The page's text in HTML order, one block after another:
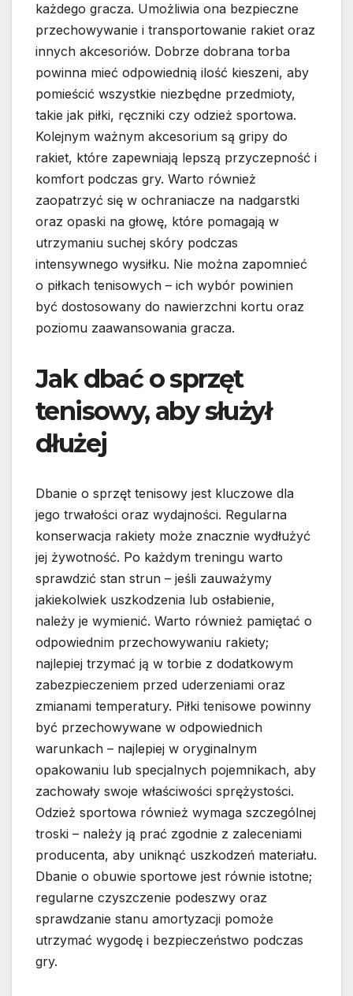
każdego gracza. Umożliwia ona bezpieczne
przechowywanie i transportowanie rakiet oraz
innych akcesoriów. Dobrze dobrana torba
powinna mieć odpowiednią ilość kieszeni, aby
pomieścić wszystkie niezbędne przedmioty,
takie jak piłki, ręczniki czy odzież sportowa.
Kolejnym ważnym akcesorium są gripy do
rakiet, które zapewniają lepszą przyczepność i
komfort podczas gry. Warto również
zaopatrzyć się w ochraniacze na nadgarstki
oraz opaski na głowę, które pomagają w
utrzymaniu suchej skóry podczas
intensywnego wysiłku. Nie można zapomnieć
o piłkach tenisowych – ich wybór powinien
być dostosowany do nawierzchni kortu oraz
poziomu zaawansowania gracza.
Jak dbać o sprzęt
tenisowy, aby służył
dłużej
Dbanie o sprzęt tenisowy jest kluczowe dla
jego trwałości oraz wydajności. Regularna
konserwacja rakiety może znacznie wydłużyć
jej żywotność. Po każdym treningu warto
sprawdzić stan strun – jeśli zauważymy
jakiekolwiek uszkodzenia lub osłabienie,
należy je wymienić. Warto również pamiętać o
odpowiednim przechowywaniu rakiety;
najlepiej trzymać ją w torbie z dodatkowym
zabezpieczeniem przed uderzeniami oraz
zmianami temperatury. Piłki tenisowe powinny
być przechowywane w odpowiednich
warunkach – najlepiej w oryginalnym
opakowaniu lub specjalnych pojemnikach, aby
zachowały swoje właściwości sprężystości.
Odzież sportowa również wymaga szczególnej
troski – należy ją prać zgodnie z zaleceniami
producenta, aby uniknąć uszkodzeń materiału.
Dbanie o obuwie sportowe jest równie istotne;
regularne czyszczenie podeszwy oraz
sprawdzanie stanu amortyzacji pomoże
utrzymać wygodę i bezpieczeństwo podczas
gry.